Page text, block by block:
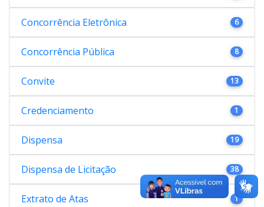
Concorrência Eletrônica 6
Concorrência Pública 8
Convite 13
Credenciamento 1
Dispensa 19
Dispensa de Licitação 38
Extrato de Atas 1